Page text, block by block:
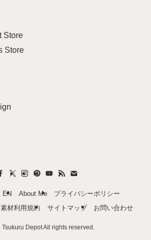
Store
Store
EN About Me
プライバシーポリシー
材利用規約
サイトマップ お問い合わせ
Depot All rights reserved.